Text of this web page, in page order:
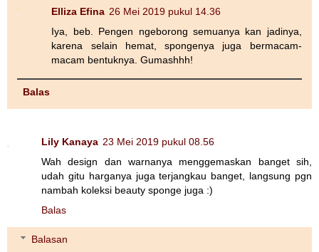
Elliza Efina 26 Mei 2019 pukul 14.36
Iya, beb. Pengen ngeborong semuanya kan jadinya,
karena selain hemat, spongenya juga bermacam-
macam bentuknya. Gumashhh!
Balas
Lily Kanaya 23 Mei 2019 pukul 08.56
Wah design dan warnanya menggemaskan banget sih,
udah gitu harganya juga terjangkau banget, langsung pgn
nambah koleksi beauty sponge juga :)
Balas
Balasan